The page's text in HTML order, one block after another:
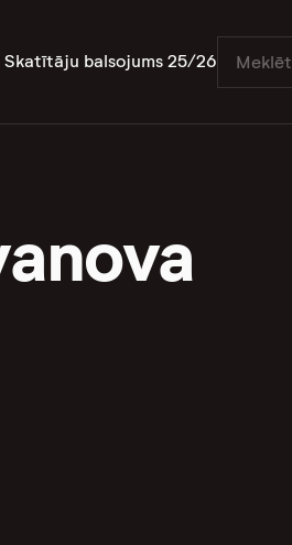
Skatītāju balsojums 25/26